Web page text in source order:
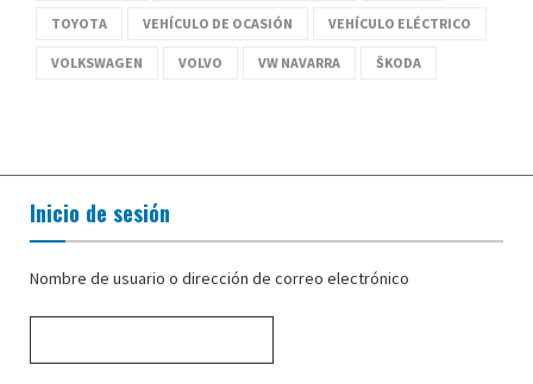
TOYOTA VEHÍCULO DE OCASIÓN VEHÍCULO ELÉCTRICO
VOLKSWAGEN VOLVO VW NAVARRA ŠKODA
Inicio de sesión
Nombre de usuario o dirección de correo electrónico